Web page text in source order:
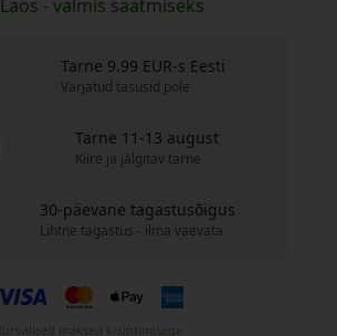
Laos - valmis saatmiseks
Tarne 9.99 EUR-s Eesti
Varjatud tasusid pole
Tarne 11-13 august
Kiire ja jälgitav tarne
30-päevane tagastusõigus
Lihtne tagastus - ilma vaevata